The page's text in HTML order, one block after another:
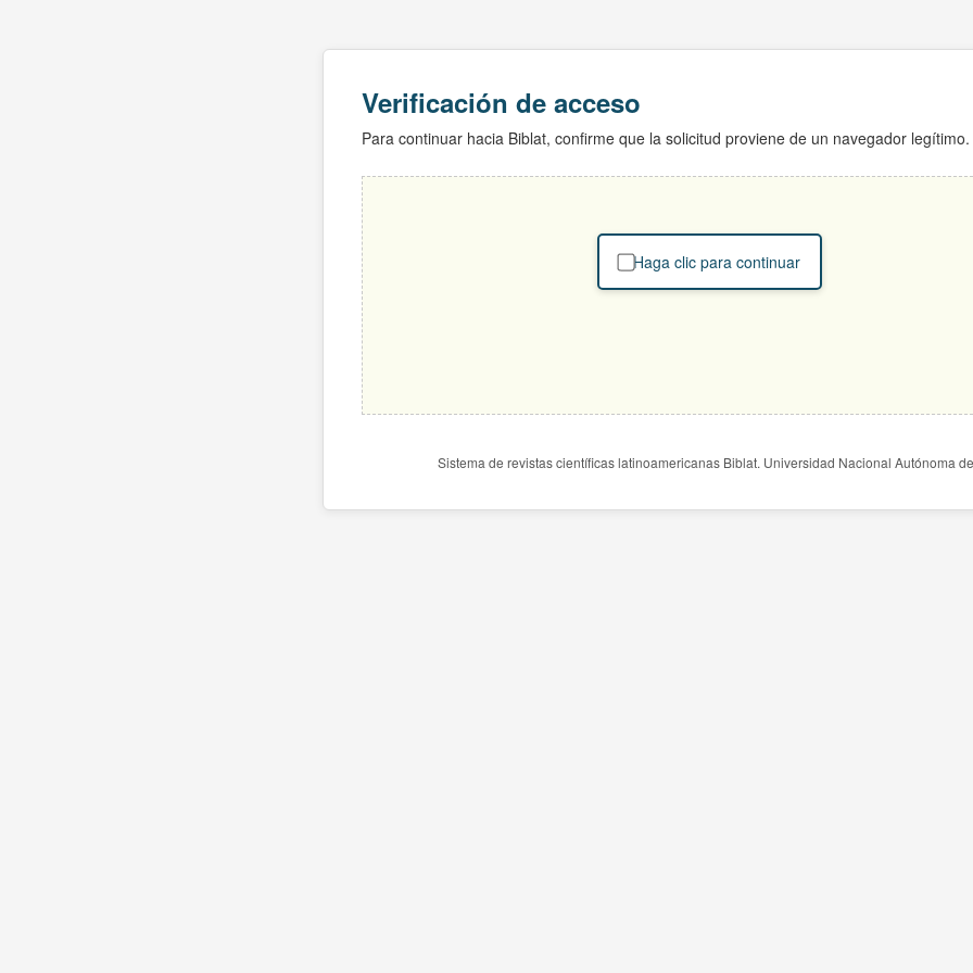
Verificación de acceso
Para continuar hacia Biblat, confirme que la solicitud proviene de un navegador legítimo.
Haga clic para continuar
Sistema de revistas científicas latinoamericanas Biblat. Universidad Nacional Autónoma